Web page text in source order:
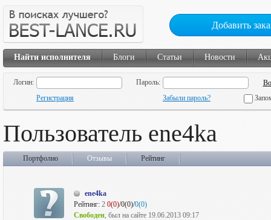
Добавить
Найти исполнителя Блоги Статьи Новости
Логин:
Пароль:
Регистрация
Забыли пароль?
Пользователь ene4ka
Портфолио Отзывы Рейтинг
ene4ka
Рейтинг: 2 0(0)/0(0)/0(0)
Свободен, был на сайте 19.06.2013 09:17